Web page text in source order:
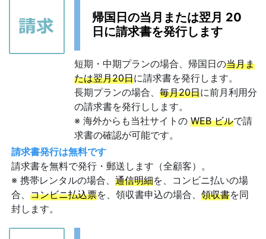
帰国日の当月または翌月 20
日に請求書を発行します
短期・中期プランの場合、帰国日の当月ま
たは翌月20日に請求書を発行します。
長期プランの場合、 毎月20日に前月利用分
の請求書を発行しします。
※ 海外からも当社サイトの WEB ビルで請
求書の確認が可能です。
請求書発行は無料です
請求書を無料で発行・郵送します（全顧客）。
※ 携帯レンタルの場合、 通信明細を、コンビニ払いの場
合、 コンビニ払込票を、領収書申込の場合、 領収書を同
封します。